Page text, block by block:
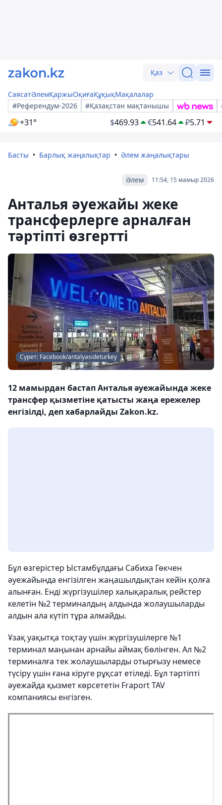
Қаз
СаясатӘлемҚаржыОқиғаҚұқықМақалалар
#Референдум-2026
#Қазақстан мақтанышы
+31° $469.93 €541.64 ₽5.71
Басты Барлық жаңалықтар Әлем жаңалықтары
11:54, 15 мамыр 2026
Әлем
Анталья әуежайы жеке
трансферлерге арналған
тәртіпті өзгертті
Сурет: Facebook/antalyasideturkey
12 мамырдан бастап Анталья әуежайында жеке
трансфер қызметіне қатысты жаңа ережелер
енгізілді, деп хабарлайды Zakon.kz.
Бұл өзгерістер Ыстамбұлдағы Сабиха Гөкчен
әуежайында енгізілген жаңашылдықтан кейін қолға
алынған. Енді жүргізушілер халықаралық рейстер
келетін №2 терминалдың алдында жолаушыларды
алдын ала күтіп тұра алмайды.
Ұзақ уақытқа тоқтау үшін жүргізушілерге №1
терминал маңынан арнайы аймақ бөлінген. Ал №2
терминалға тек жолаушыларды отырғызу немесе
түсіру үшін ғана кіруге рұқсат етіледі. Бұл тәртіпті
әуежайда қызмет көрсететін Fraport TAV
компаниясы енгізген.